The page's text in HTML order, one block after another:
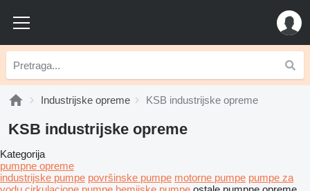
Industrijske opreme KSB industrijske opreme
KSB industrijske opreme
Kategorija
pumpne opreme
industrijske pumpe površinske pumpe motorne pumpe pumpe za